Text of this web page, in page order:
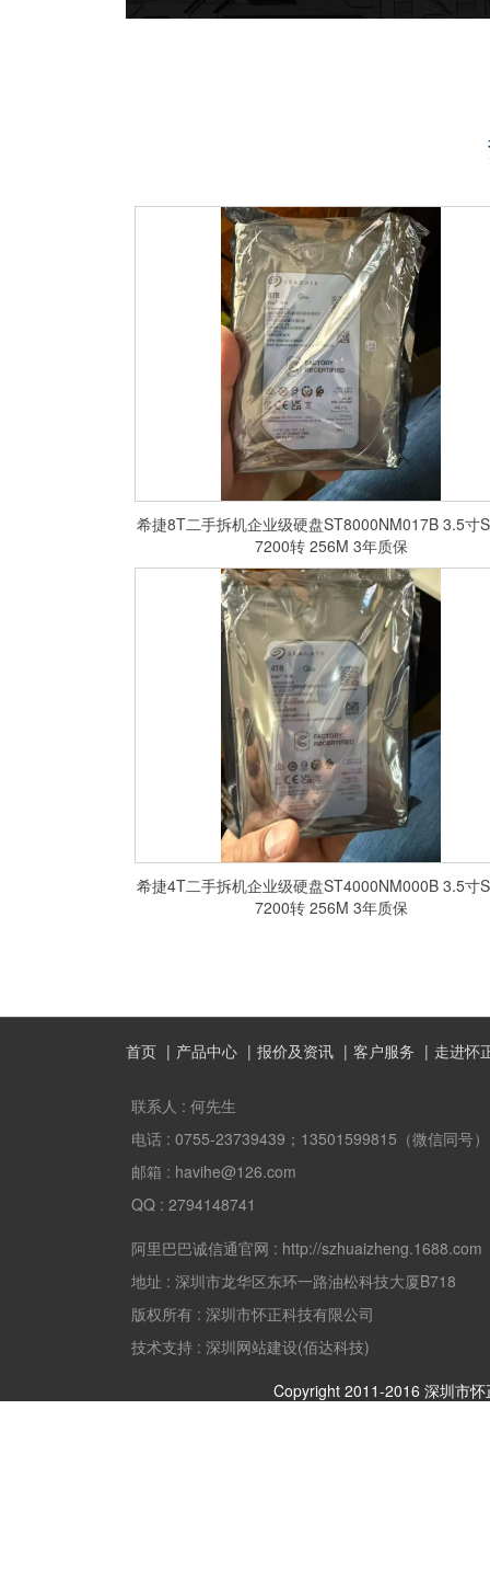
希捷8T二手拆机企业级硬盘ST8000NM017B 3.5寸
7200转 256M 3年质保
希捷4T二手拆机企业级硬盘ST4000NM000B 3.5寸
7200转 256M 3年质保
首页 产品中心 报价及资讯 客户服务 走进怀
联系人 : 何先生
电话 : 0755-23739439；13501599815（微信同号）
邮箱 : havihe@126.com
QQ : 2794148741
阿里巴巴诚信通官网 : http://szhuaizheng.1688.com
地址 : 深圳市龙华区东环一路油松科技大厦B718
版权所有 : 深圳市怀正科技有限公司
技术支持 : 深圳网站建设(佰达科技)
Copyright 2011-2016 深圳市